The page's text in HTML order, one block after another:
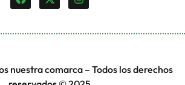
nuestra comarca – Todos los derechos